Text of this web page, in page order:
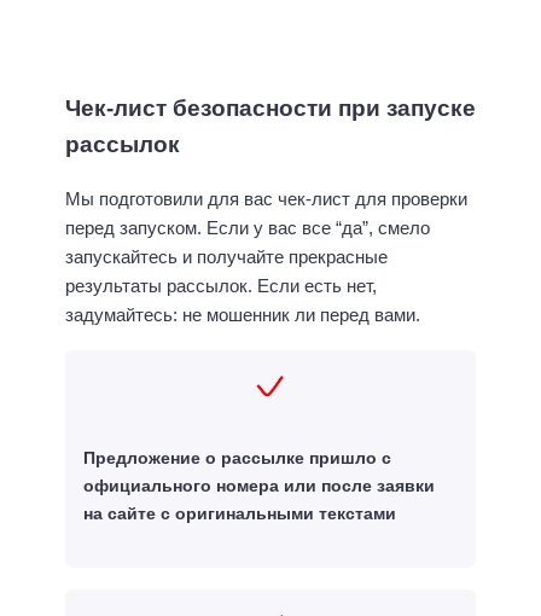
Чек-лист безопасности при запуске
рассылок
Мы подготовили для вас чек-лист для проверки
перед запуском. Если у вас все “да”, смело
запускайтесь и получайте прекрасные
результаты рассылок. Если есть нет,
задумайтесь: не мошенник ли перед вами.
Предложение о рассылке пришло с
официального номера или после заявки
на сайте с оригинальными текстами